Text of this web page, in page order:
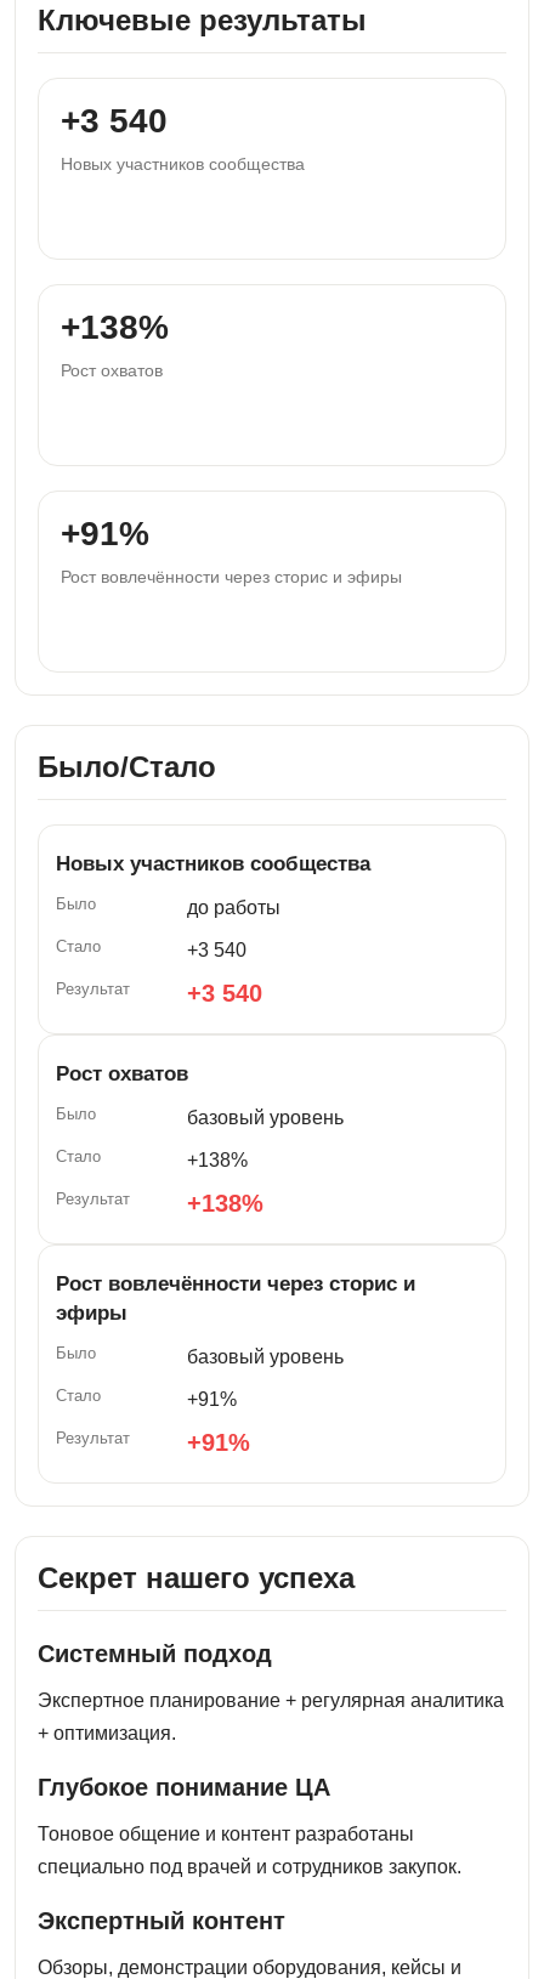
Ключевые результаты
+3 540
Новых участников сообщества
+138%
Рост охватов
+91%
Рост вовлечённости через сторис и эфиры
Было/Стало
Новых участников сообщества
до работы
+3 540
+3 540
Рост охватов
базовый уровень
+138%
+138%
Рост вовлечённости через сторис и
эфиры
базовый уровень
+91%
+91%
Секрет нашего успеха
Системный подход
Экспертное планирование + регулярная аналитика
+ оптимизация.
Глубокое понимание ЦА
Тоновое общение и контент разработаны
специально под врачей и сотрудников закупок.
Экспертный контент
Обзоры, демонстрации оборудования, кейсы и